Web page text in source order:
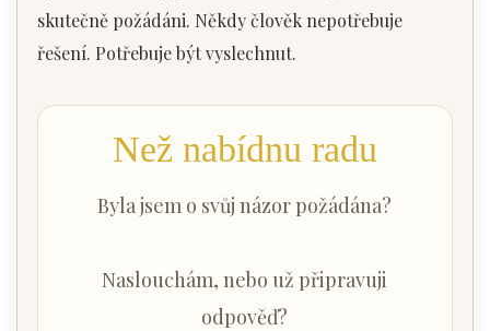
skutečně požádáni. Někdy člověk nepotřebuje
řešení. Potřebuje být vyslechnut.
Než nabídnu radu
Byla jsem o svůj názor požádána?
Naslouchám, nebo už připravuji
odpověď?